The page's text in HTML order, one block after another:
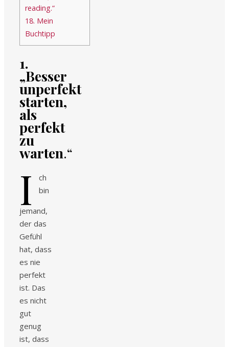
reading.“
18. Mein
Buchtipp
1.
„Besser
unperfekt
starten,
als
perfekt
zu
warten.“
I
ch
bin
jemand,
der das
Gefühl
hat, dass
es nie
perfekt
ist. Das
es nicht
gut
genug
ist, dass